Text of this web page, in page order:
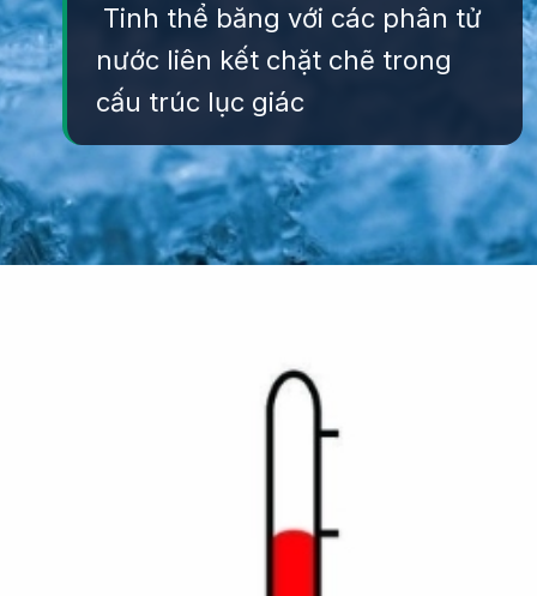
Tinh thể băng với các phân tử
nước liên kết chặt chẽ trong
cấu trúc lục giác